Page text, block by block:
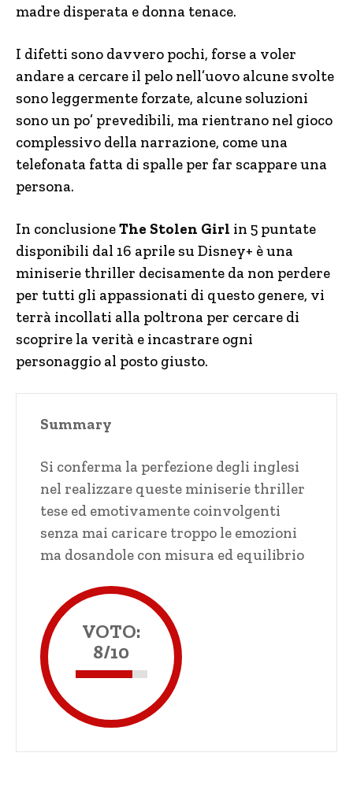
madre disperata e donna tenace.
I difetti sono davvero pochi, forse a voler
andare a cercare il pelo nell’uovo alcune svolte
sono leggermente forzate, alcune soluzioni
sono un po’ prevedibili, ma rientrano nel gioco
complessivo della narrazione, come una
telefonata fatta di spalle per far scappare una
persona.
In conclusioneThe Stolen Girl in 5 puntate
disponibili dal 16 aprile su Disney+ è una
miniserie thriller decisamente da non perdere
per tutti gli appassionati di questo genere, vi
terrà incollati alla poltrona per cercare di
scoprire la verità e incastrare ogni
personaggio al posto giusto.
Summary
Si conferma la perfezione degli inglesi
nel realizzare queste miniserie thriller
tese ed emotivamente coinvolgenti
senza mai caricare troppo le emozioni
ma dosandole con misura ed equilibrio
VOTO:
8/10